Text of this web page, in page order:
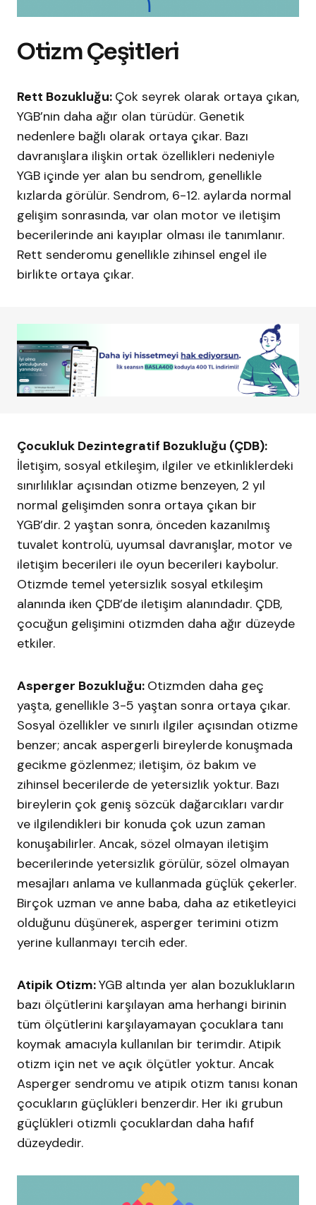
Otizm Çeşitleri
Rett Bozukluğu: Çok seyrek olarak ortaya çıkan,
YGB’nin daha ağır olan türüdür. Genetik
nedenlere bağlı olarak ortaya çıkar. Bazı
davranışlara ilişkin ortak özellikleri nedeniyle
YGB içinde yer alan bu sendrom, genellikle
kızlarda görülür. Sendrom, 6-12. aylarda normal
gelişim sonrasında, var olan motor ve iletişim
becerilerinde ani kayıplar olması ile tanımlanır.
Rett senderomu genellikle zihinsel engel ile
birlikte ortaya çıkar.
Çocukluk Dezintegratif Bozukluğu (ÇDB):
İletişim, sosyal etkileşim, ilgiler ve etkinliklerdeki
sınırlılıklar açısından otizme benzeyen, 2 yıl
normal gelişimden sonra ortaya çıkan bir
YGB’dir. 2 yaştan sonra, önceden kazanılmış
tuvalet kontrolü, uyumsal davranışlar, motor ve
iletişim becerileri ile oyun becerileri kaybolur.
Otizmde temel yetersizlik sosyal etkileşim
alanında iken ÇDB’de iletişim alanındadır. ÇDB,
çocuğun gelişimini otizmden daha ağır düzeyde
etkiler.
Asperger Bozukluğu: Otizmden daha geç
yaşta, genellikle 3-5 yaştan sonra ortaya çıkar.
Sosyal özellikler ve sınırlı ilgiler açısından otizme
benzer; ancak aspergerli bireylerde konuşmada
gecikme gözlenmez; iletişim, öz bakım ve
zihinsel becerilerde de yetersizlik yoktur. Bazı
bireylerin çok geniş sözcük dağarcıkları vardır
ve ilgilendikleri bir konuda çok uzun zaman
konuşabilirler. Ancak, sözel olmayan iletişim
becerilerinde yetersizlik görülür, sözel olmayan
mesajları anlama ve kullanmada güçlük çekerler.
Birçok uzman ve anne baba, daha az etiketleyici
olduğunu düşünerek, asperger terimini otizm
yerine kullanmayı tercih eder.
Atipik Otizm:YGB altında yer alan bozuklukların
bazı ölçütlerini karşılayan ama herhangi birinin
tüm ölçütlerini karşılayamayan çocuklara tanı
koymak amacıyla kullanılan bir terimdir. Atipik
otizm için net ve açık ölçütler yoktur. Ancak
Asperger sendromu ve atipik otizm tanısı konan
çocukların güçlükleri benzerdir. Her iki grubun
güçlükleri otizmli çocuklardan daha hafif
düzeydedir.